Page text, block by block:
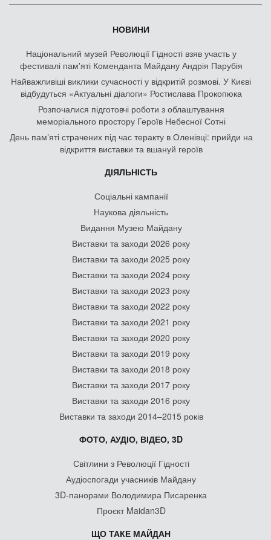
НОВИНИ
Національний музей Революції Гідності взяв участь у
фестивалі пам'яті Коменданта Майдану Андрія Парубія
Найважливіші виклики сучасності у відкритій розмові. У Києві
відбудуться «Актуальні діалоги» Ростислава Прокопюка
Розпочалися підготовчі роботи з облаштування
меморіального простору Героїв Небесної Сотні
День памʼяті страчених під час теракту в Оленівці: прийди на
відкриття виставки та вшануй героїв
ДІЯЛЬНІСТЬ
Соціальні кампанії
Наукова діяльність
Видання Музею Майдану
Виставки та заходи 2026 року
Виставки та заходи 2025 року
Виставки та заходи 2024 року
Виставки та заходи 2023 року
Виставки та заходи 2022 року
Виставки та заходи 2021 року
Виставки та заходи 2020 року
Виставки та заходи 2019 року
Виставки та заходи 2018 року
Виставки та заходи 2017 року
Виставки та заходи 2016 року
Виставки та заходи 2014–2015 років
ФОТО, АУДІО, ВІДЕО, 3D
Світлини з Революції Гідності
Аудіоспогади учасників Майдану
3D-панорами Володимира Писаренка
Проєкт Maidan3D
ЩО ТАКЕ МАЙДАН